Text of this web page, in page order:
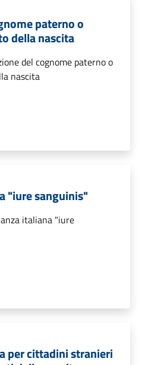
paterno o
della nascita
del cognome paterno o
nascita
"iure sanguinis"
italiana "iure
per cittadini stranieri